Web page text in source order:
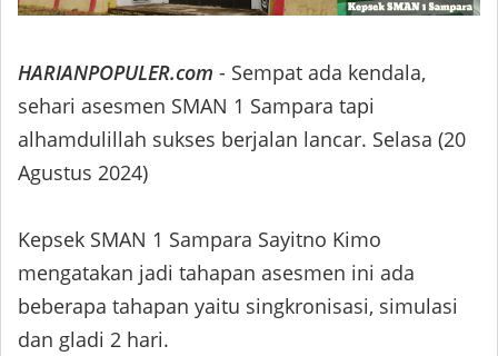
HARIANPOPULER.com - Sempat ada kendala,
sehari asesmen SMAN 1 Sampara tapi
alhamdulillah sukses berjalan lancar. Selasa (20
Agustus 2024)
Kepsek SMAN 1 Sampara Sayitno Kimo
mengatakan jadi tahapan asesmen ini ada
beberapa tahapan yaitu singkronisasi, simulasi
dan gladi 2 hari.